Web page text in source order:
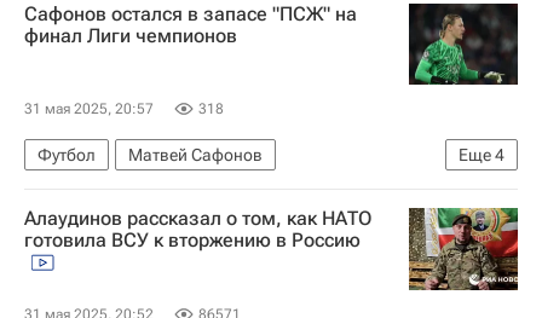
Сафонов остался в запасе "ПСЖ" на
финал Лиги чемпионов
31 мая 2025, 20:57 318
Еще4
Футбол
Матвей Сафонов
Пари Сен-Жермен (ПСЖ)
Интер
Спорт
Лига чемпионов УЕФА 2026-2027
Алаудинов рассказал о том, как НАТО
готовила ВСУ к вторжению в Россию
31 мая 2025, 20:52 86571